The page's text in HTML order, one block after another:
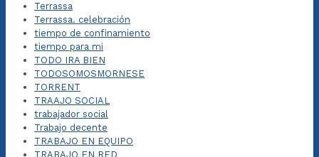
Terrassa
Terrassa. celebración
tiempo de confinamiento
tiempo para mi
TODO IRA BIEN
TODOSOMOSMORNESE
TORRENT
TRAAJO SOCIAL
trabajador social
Trabajo decente
TRABAJO EN EQUIPO
TRABAJO EN RED